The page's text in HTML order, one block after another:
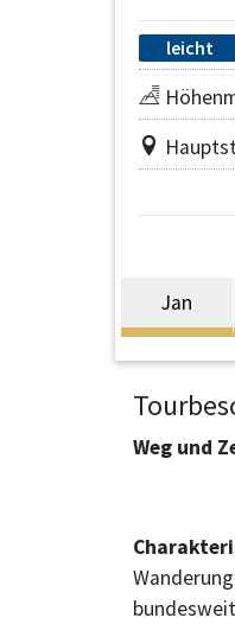
leicht
Jan
Weg und